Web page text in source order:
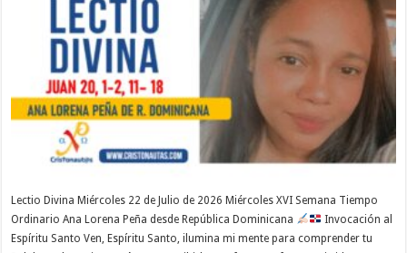
Lectio Divina Miércoles 22 de Julio de 2026 Miércoles XVI Semana Tiempo
Ordinario Ana Lorena Peña desde República Dominicana
Invocación al
Espíritu Santo Ven, Espíritu Santo, ilumina mi mente para comprender tu